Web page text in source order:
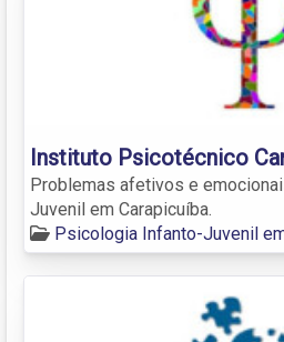
Instituto Psicotécnico
Problemas afetivos e
Juvenil em Carapicuíba.
Psicologia Infanto-Juvenil